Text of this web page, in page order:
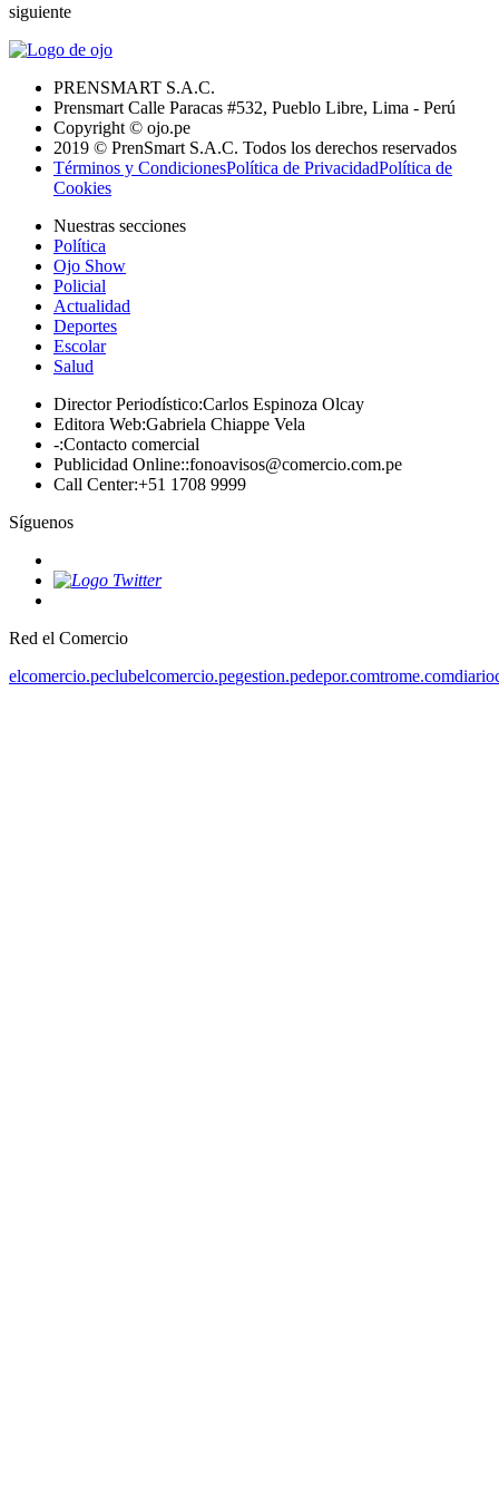
siguiente
PRENSMART S.A.C.
Prensmart Calle Paracas #532, Pueblo Libre, Lima - Perú
Copyright © ojo.pe
2019 © PrenSmart S.A.C. Todos los derechos reservados
Términos y CondicionesPolítica de PrivacidadPolítica de
Cookies
Nuestras secciones
Política
Ojo Show
Policial
Actualidad
Deportes
Escolar
Salud
Director Periodístico:Carlos Espinoza Olcay
Editora Web:Gabriela Chiappe Vela
-:Contacto comercial
Publicidad Online::fonoavisos@comercio.com.pe
Call Center:+51 1708 9999
Síguenos
Red el Comercio
elcomercio.peclubelcomercio.pegestion.pedepor.comtrome.com